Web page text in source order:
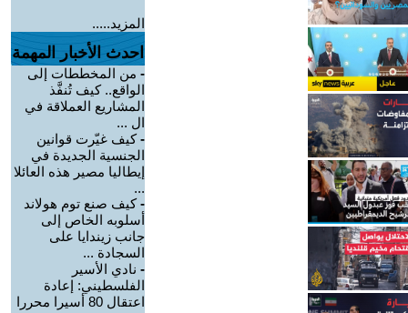
المزيد.....
احدث الأخبار المهمة
- من المخططات إلى
الواقع.. كيف تُنفَّذ
المشاريع العملاقة في
ال ...
-كيف غيّرت قوانين
الجنسية الجديدة في
إيطاليا مصير هذه العائلا
...
-كيف صنع توم هولاند
أسلوبه الخاص إلى
جانب زيندايا على
السجادة ...
- نادي الأسير
الفلسطيني: إعادة
اعتقال 80 أسيرا محررا